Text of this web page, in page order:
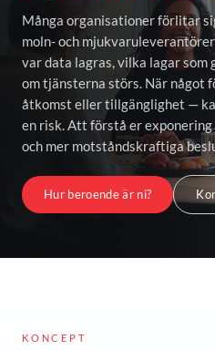
Många organisationer förlitar
moln- och
var data lagras, vilka lagar som
om tjänsterna störs. När något
åtkomst eller tillgänglighet —
en risk. Att förstå er
och mer motståndskraftiga
Hur beroende är ni?
KONCEPT